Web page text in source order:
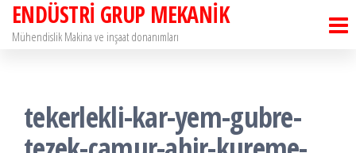
İçeriğe
atla
ENDÜSTRİ GRUP MEKANİK
Mühendislik Makina ve inşaat donanımları
tekerlekli-kar-yem-gubre-